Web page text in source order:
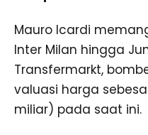
Mauro Icardi
Inter Milan hingga
Transfermarkt,
valuasi harga
miliar) pada saat ini.